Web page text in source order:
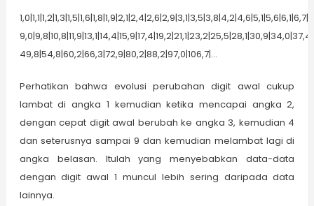
49,8|54,8|60,2|66,3|72,9|80,2|88,2|97,0|106,7|…
Perhatikan bahwa evolusi perubahan digit awal cukup
lambat di angka 1 kemudian ketika mencapai angka 2,
dengan cepat digit awal berubah ke angka 3, kemudian 4
dan seterusnya sampai 9 dan kemudian melambat lagi di
angka belasan. Itulah yang menyebabkan data-data
dengan digit awal 1 muncul lebih sering daripada data
lainnya.